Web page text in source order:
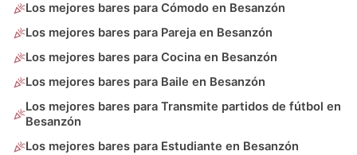
Los mejores bares para Cómodo en Besanzón
Los mejores bares para Pareja en Besanzón
Los mejores bares para Cocina en Besanzón
Los mejores bares para Baile en Besanzón
Los mejores bares para Transmite partidos de fútbol en
Besanzón
Los mejores bares para Estudiante en Besanzón